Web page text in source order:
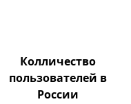
Колличество
пользователей в
России